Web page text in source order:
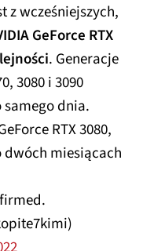
z wcześniejszych,
GeForce RTX
. Generacje
3080 i 3090
samego dnia.
RTX 3080,
dwóch miesiącach